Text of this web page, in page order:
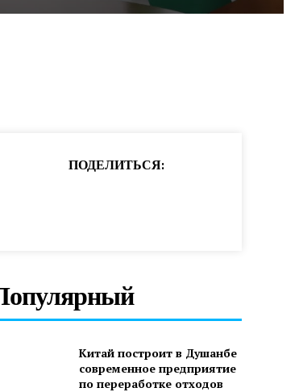
ПОДЕЛИТЬСЯ:
Китай построит в Душанбе
современное предприятие
по переработке отходов